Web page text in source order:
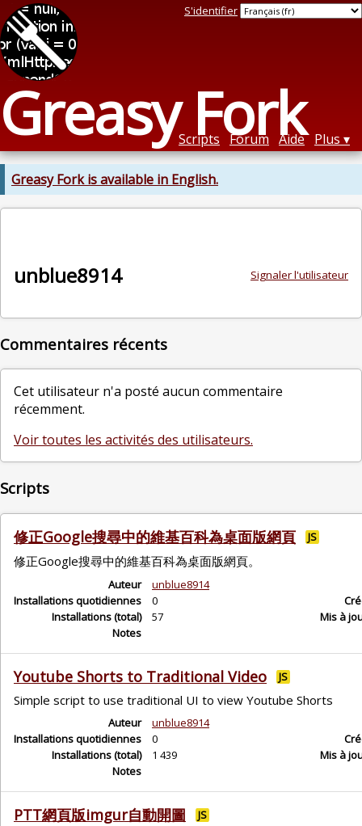
Greasy Fork
S'identifier
Scripts Forum Aide Plus
Greasy Fork is available in English.
Signaler l'utilisateur
unblue8914
Commentaires récents
Cet utilisateur n'a posté aucun commentaire
récemment.
Voir toutes les activités des utilisateurs.
Scripts
修正Google搜尋中的維基百科為桌面版網頁 JS
修正Google搜尋中的維基百科為桌面版網頁。
Auteur
unblue8914
Installations quotidiennes
0
Installations (total)
57
Notes
Mis à
Youtube Shorts to Traditional Video JS
Simple script to use traditional UI to view Youtube Shorts
Auteur
unblue8914
Installations quotidiennes
0
Installations (total)
1 439
Notes
Mis à
PTT網頁版imgur自動開圖 JS